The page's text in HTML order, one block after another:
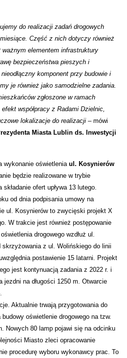
do realizacji zadań drogowych
Część z nich dotyczy również
elementem infrastruktury
bezpieczeństwa pieszych i
komponent przy budowie i
je również jako samodzielne zadania.
zgłoszone w ramach
efekt współpracy z Radami Dzielnic,
lokalizacje do realizacji –mówi
Miasta Lublin ds. Inwestycji
wykonanie oświetlenia ul. Kosynierów
będzie realizowane w trybie
ofert upływa 13 lutego.
od dnia podpisania umowy na
ul. Kosynierów to zwycięski projekt X
W trakcie jest również postępowanie
drogowego wzdłuż ul.
skrzyżowania z ul. Wolińskiego do linii
postawienie 15 latarni. Projekt
jest kontynuacją zadania z 2022 r. i
jezdni na długości 1250 m. Otwarcie
Aktualnie trwają przygotowania do
oświetlenie drogowego na tzw.
. Nowych 80 lamp pojawi się na odcinku
Miasto zleci opracowanie
procedurę wyboru wykonawcy prac. To